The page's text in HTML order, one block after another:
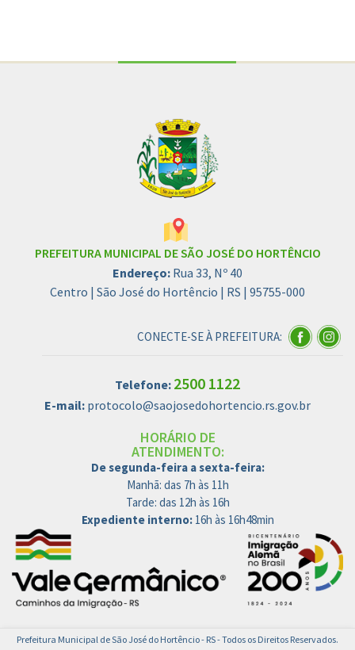
PREFEITURA MUNICIPAL DE SÃO JOSÉ DO HORTÊNCIO
Endereço: Rua 33, Nº 40
Centro | São José do Hortêncio | RS | 95755-000
CONECTE-SE À PREFEITURA:
Telefone: 2500 1122
E-mail: protocolo@saojosedohortencio.rs.gov.br
HORÁRIO DE
ATENDIMENTO:
De segunda-feira a sexta-feira:
Manhã: das 7h às 11h
Tarde: das 12h às 16h
Expediente interno: 16h às 16h48min
Prefeitura Municipal de São José do Hortêncio - RS - Todos os Direitos Reservados.